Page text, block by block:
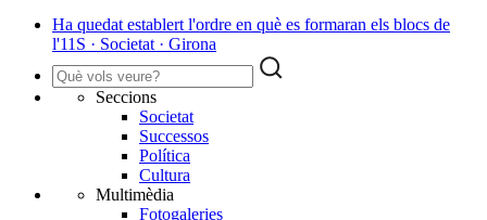
Ha quedat establert l'ordre en què es formaran els blocs de
l'11S · Societat · Girona
Seccions
Societat
Successos
Política
Cultura
Multimèdia
Fotogaleries